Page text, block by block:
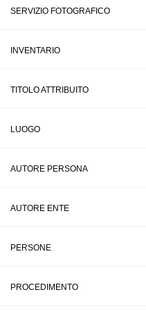
SERVIZIO FOTOGRAFICO
INVENTARIO
TITOLO ATTRIBUITO
LUOGO
AUTORE PERSONA
AUTORE ENTE
PERSONE
PROCEDIMENTO